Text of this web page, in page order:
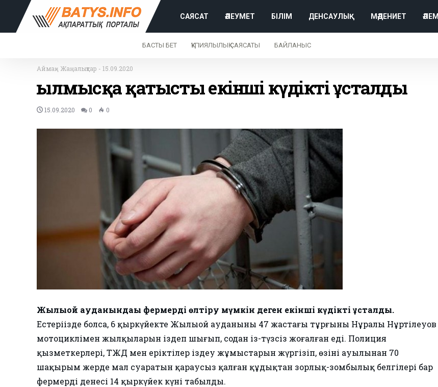
САЯСАТ ӘЛЕУМЕТ БІЛІМ ДЕНСАУЛЫҚ МӘДЕНИЕТ ӘЛЕМ
БАСТЫ БЕТ ҚҰПИЯЛЫЛЫҚ САЯСАТЫ БАЙЛАНЫС
Аймақ- Жаңалықтар - 15.09.2020
Қылмысқа қатысты екінші күдікті ұсталды
15.09.2020 0 0
Жылыой ауданындағы фермерді өлтіру мүмкін деген екінші күдікті ұсталды.
Естеріңізде болса, 6 қыркүйекте Жылыой ауданының 47 жастағы тұрғыны Нұралы Нұртілеуов
мотоциклімен жылқыларын іздеп шығып, содан із-түзсіз жоғалған еді. Полиция
қызметкерлері, ТЖД мен еріктілер іздеу жұмыстарын жүргізіп, өзінің ауылынан 70
шақырым жерде мал суаратын қараусыз қалған құдықтан зорлық-зомбылық белгілері бар
фермердің денесі 14 қыркүйек күні табылды.